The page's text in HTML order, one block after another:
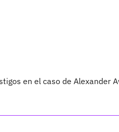
en el caso de Alexander